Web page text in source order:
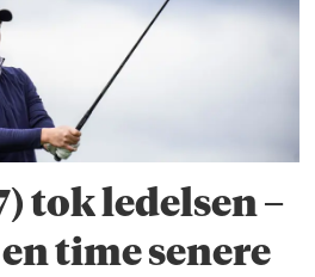
tok ledelsen –
time senere